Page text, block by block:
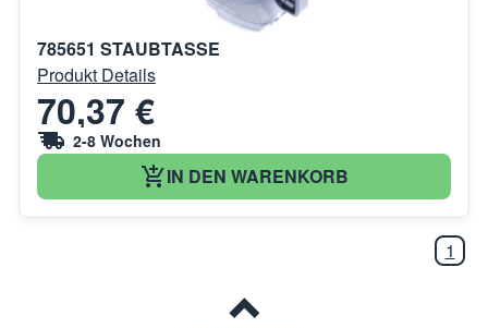
785651 STAUBTASSE
Produkt Details
70,37 €
2-8 Wochen
IN DEN WARENKORB
1